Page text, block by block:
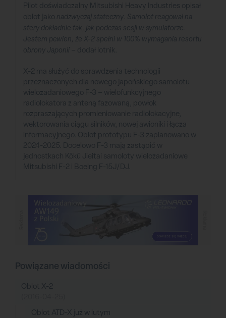
Pilot doświadczalny Mitsubishi Heavy Industries opisał
oblot jako nadzwyczaj stateczny
Samolot reagował na
stery dokładnie tak, jak podczas sesji w symulatorze.
Jestem pewien, że X-2 spełni w 100% wymagania resortu
obrony Japonii – dodał lotnik.
X-2 ma służyć do sprawdzenia technologii
przeznaczonych dla nowego japońskiego samolotu
wielozadaniowego F-3 – wielofunkcyjnego
radiolokatora z anteną fazowaną, powłok
rozpraszających promieniowanie radiolokacyjne,
wektorowania ciągu silników, nowej awioniki i łącza
informacyjnego. Oblot prototypu F-3 zaplanowano w
2024-2025. Docelowo F-3 mają zastąpić w
jednostkach Kōkū Jieitai samoloty wielozadaniowe
Mitsubishi F-2 i Boeing F-15J/DJ.
Powiązane wiadomości
Oblot X-2
Oblot ATD-X już w lutym